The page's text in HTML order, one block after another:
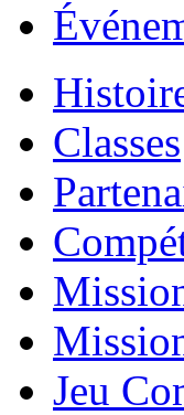
Classes
Jeu